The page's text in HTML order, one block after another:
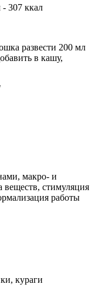
307 ккал
развести 200 мл
в кашу,
макро- и
стимуляция
работы
кураги